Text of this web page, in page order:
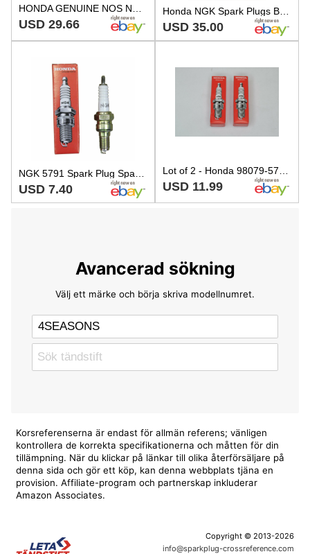
USD 29.66 USD 35.00
USD 7.40 USD 11.99
Avancerad sökning
Välj ett märke och börja skriva modellnumret.
Korsreferenserna är endast för allmän referens; vänligen
kontrollera de korrekta specifikationerna och måtten för din
tillämpning. När du klickar på länkar till olika återförsäljare på
denna sida och gör ett köp, kan denna webbplats tjäna en
provision. Affiliate-program och partnerskap inkluderar
Amazon Associates.
Copyright © 2013-2026
info@sparkplug-crossreference.com